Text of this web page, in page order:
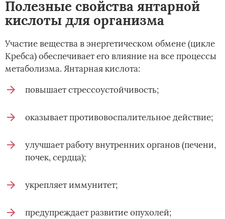
Полезные свойства янтарной
кислоты для организма
Участие вещества в энергетическом обмене (цикле
Кребса) обеспечивает его влияние на все процессы
метаболизма. Янтарная кислота:
повышает стрессоустойчивость;
оказывает противовоспалительное действие;
улучшает работу внутренних органов (печени,
почек, сердца);
укрепляет иммунитет;
предупреждает развитие опухолей;